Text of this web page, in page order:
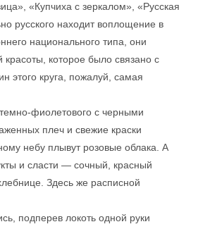
«Купчиха с зеркалом», «Русская
русского находит воплощение в
национального типа, они
которое было связано с
этого круга, пожалуй, самая
фиолетового с черными
плеч и свежие краски
небу плывут розовые облака. А
и сласти — сочный, красный
Здесь же расписной
подперев локоть одной руки